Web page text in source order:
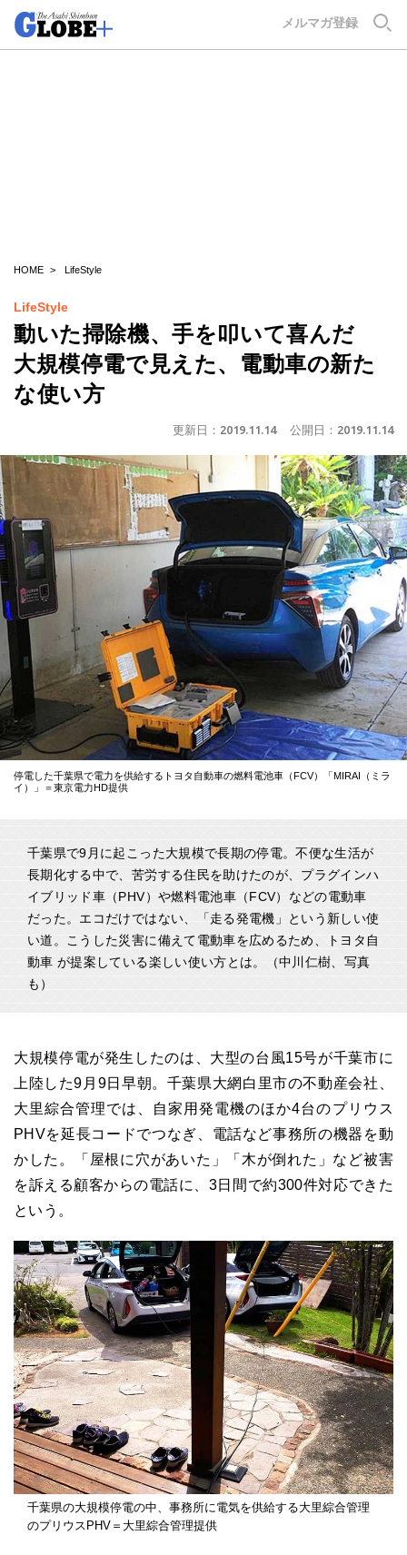
メルマガ登録
HOME LifeStyle
LifeStyle
動いた掃除機、手を叩いて喜んだ
大規模停電で見えた、電動車の新た
な使い方
更新日： 2019.11.14 公開日： 2019.11.14
停電した千葉県で電力を供給するトヨタ自動車の燃料電池車（FCV）「MIRAI（ミラ
イ）」＝東京電力HD提供
千葉県で9月に起こった大規模で長期の停電。不便な生活が
長期化する中で、苦労する住民を助けたのが、プラグインハ
イブリッド車（PHV）や燃料電池車（FCV）などの電動車
だった。エコだけではない、「走る発電機」という新しい使
い道。こうした災害に備えて電動車を広めるため、トヨタ自
動車 が提案している楽しい使い方とは。（中川仁樹、写真
も）
大規模停電が発生したのは、大型の台風15号が千葉市に
上陸した9月9日早朝。千葉県大網白里市の不動産会社、
大里綜合管理では、自家用発電機のほか4台のプリウス
PHVを延長コードでつなぎ、電話など事務所の機器を動
かした。「屋根に穴があいた」「木が倒れた」など被害
を訴える顧客からの電話に、3日間で約300件対応できた
という。
千葉県の大規模停電の中、事務所に電気を供給する大里綜合管理
のプリウスPHV＝大里綜合管理提供